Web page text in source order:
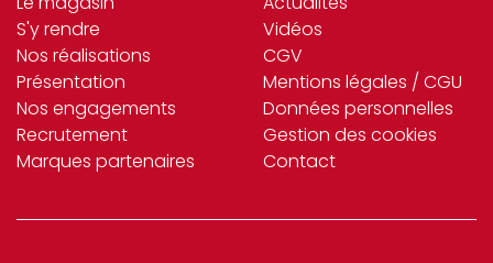
S'y rendre
Nos réalisations
Présentation
Nos engagements
Recrutement
Marques partenaires
Vidéos
CGV
Mentions légales / CGU
Données personnelles
Gestion des cookies
Contact